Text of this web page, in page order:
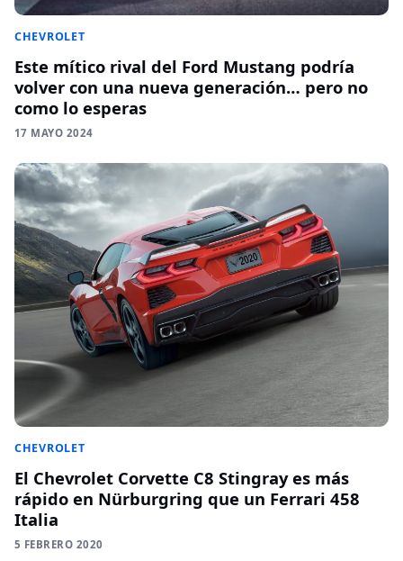
CHEVROLET
Este mítico rival del Ford Mustang podría
volver con una nueva generación… pero no
como lo esperas
17 MAYO 2024
CHEVROLET
El Chevrolet Corvette C8 Stingray es más
rápido en Nürburgring que un Ferrari 458
Italia
5 FEBRERO 2020